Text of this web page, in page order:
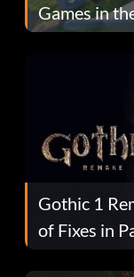
Games in
Gothic 1
of Fixes in